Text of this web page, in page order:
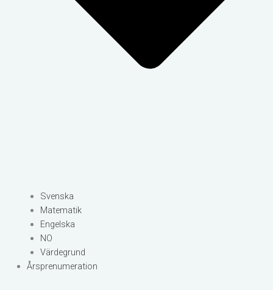
Svenska
Matematik
Engelska
NO
Värdegrund
Årsprenumeration